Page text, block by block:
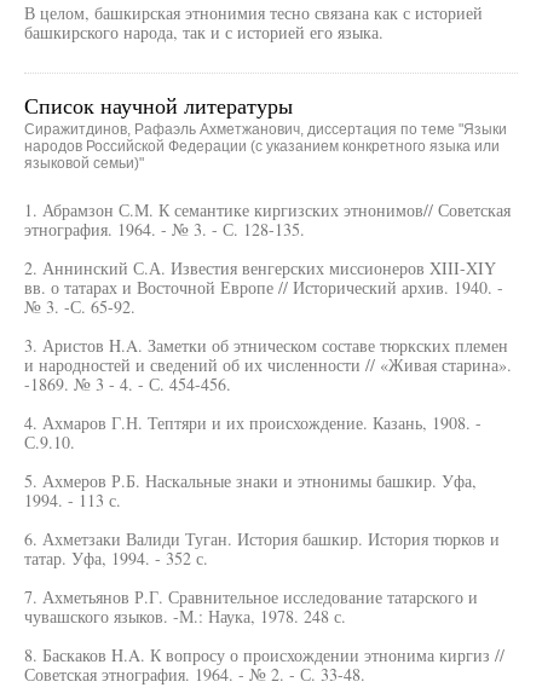
В целом, башкирская этнонимия тесно связана как с историей
башкирского народа, так и с историей его языка.
Список научной литературы
Сиражитдинов, Рафаэль Ахметжанович, диссертация по теме "Языки
народов Российской Федерации (с указанием конкретного языка или
языковой семьи)"
1. Абрамзон С.М. К семантике киргизских этнонимов// Советская
этнография. 1964. - № 3. - С. 128-135.
2. Аннинский С.А. Известия венгерских миссионеров XIII-XIY
вв. о татарах и Восточной Европе // Исторический архив. 1940. -
№ 3. -С. 65-92.
3. Аристов H.A. Заметки об этническом составе тюркских племен
и народностей и сведений об их численности // «Живая старина».
-1869. № 3 - 4. - С. 454-456.
4. Ахмаров Г.Н. Тептяри и их происхождение. Казань, 1908. -
С.9.10.
5. Ахмеров Р.Б. Наскальные знаки и этнонимы башкир. Уфа,
1994. - 113 с.
6. Ахметзаки Валиди Туган. История башкир. История тюрков и
татар. Уфа, 1994. - 352 с.
7. Ахметьянов Р.Г. Сравнительное исследование татарского и
чувашского языков. -М.: Наука, 1978. 248 с.
8. Баскаков H.A. К вопросу о происхождении этнонима киргиз //
Советская этнография. 1964. - № 2. - С. 33-48.